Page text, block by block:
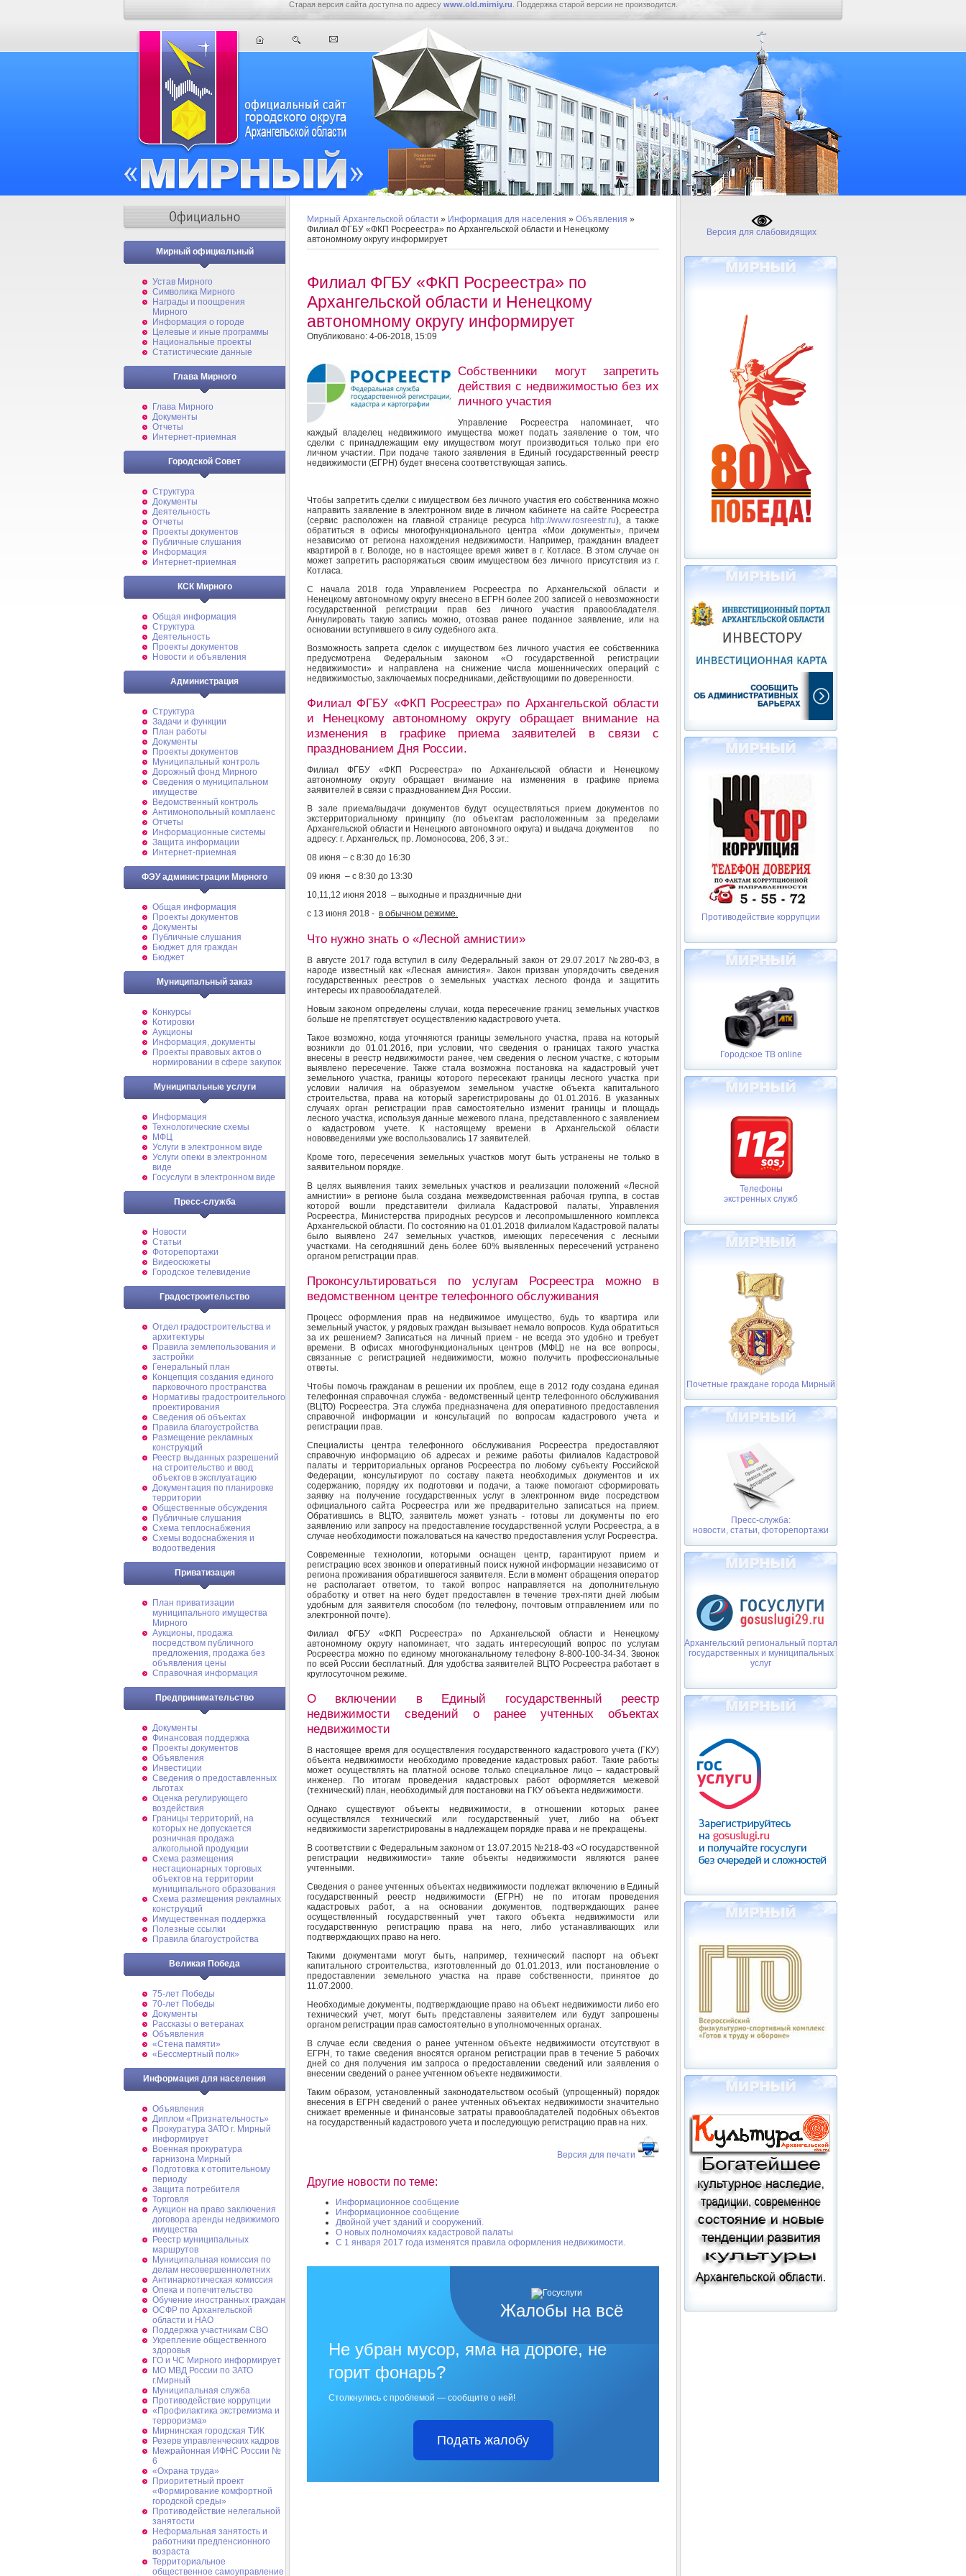
Старая версия сайта доступна по адресу www.old.mirniy.ru . Поддержка старой версии не производится.
Мирный официальный
Устав Мирного
Символика Мирного
Награды и поощрения
Мирного
Информация о городе
Целевые и иные программы
Национальные проекты
Статистические данные
Глава Мирного
Глава Мирного
Документы
Отчеты
Интернет-приемная
Городской Совет
Структура
Документы
Деятельность
Отчеты
Проекты документов
Публичные слушания
Информация
Интернет-приемная
КСК Мирного
Общая информация
Структура
Деятельность
Проекты документов
Новости и объявления
Администрация
Структура
Задачи и функции
План работы
Документы
Проекты документов
Муниципальный контроль
Дорожный фонд Мирного
Cведения о муниципальном
имуществе
Ведомственный контроль
Антимонопольный комплаенс
Отчеты
Информационные системы
Защита информации
Интернет-приемная
ФЭУ администрации Мирного
Общая информация
Проекты документов
Документы
Публичные слушания
Бюджет для граждан
Бюджет
Муниципальный заказ
Конкурсы
Котировки
Аукционы
Информация, документы
Проекты правовых актов о
нормировании в сфере закупок
Муниципальные услуги
Информация
Технологические схемы
МФЦ
Услуги в электронном виде
Услуги опеки в электронном
виде
Госуслуги в электронном виде
Пресс-служба
Новости
Статьи
Фоторепортажи
Видеосюжеты
Городское телевидение
Градостроительство
Отдел градостроительства и
архитектуры
Правила землепользования и
застройки
Генеральный план
Концепция создания единого
парковочного пространства
Нормативы градостроительного
проектирования
Сведения об объектах
Правила благоустройства
Размещение рекламных
конструкций
Реестр выданных разрешений
на строительство и ввод
объектов в эксплуатацию
Документация по планировке
территории
Общественные обсуждения
Публичные слушания
Схема теплоснабжения
Схемы водоснабжения и
водоотведения
Приватизация
План приватизации
муниципального имущества
Мирного
Аукционы, продажа
посредством публичного
предложения, продажа без
объявления цены
Справочная информация
Предпринимательство
Документы
Финансовая поддержка
Проекты документов
Объявления
Инвестиции
Сведения о предоставленных
льготах
Оценка регулирующего
воздействия
Границы территорий, на
которых не допускается
розничная продажа
алкогольной продукции
Схема размещения
нестационарных торговых
объектов на территории
муниципального образования
Схема размещения рекламных
конструкций
Имущественная поддержка
Полезные ссылки
Правила благоустройства
Великая Победа
75-лет Победы
70-лет Победы
Документы
Рассказы о ветеранах
Объявления
«Стена памяти»
«Бессмертный полк»
Информация для населения
Объявления
Диплом «Признательность»
Прокуратура ЗАТО г. Мирный
информирует
Военная прокуратура
гарнизона Мирный
Подготовка к отопительному
периоду
Защита потребителя
Торговля
Аукцион на право заключения
договора аренды недвижимого
имущества
Реестр муниципальных
маршрутов
Муниципальная комиссия по
делам несовершеннолетних
Антинаркотическая комиссия
Опека и попечительство
Обучение иностранных граждан
ОСФР по Архангельской
области и НАО
Поддержка участникам СВО
Укрепление общественного
здоровья
ГО и ЧС Мирного информирует
МО МВД России по ЗАТО
г.Мирный
Муниципальная cлужба
Противодействие коррупции
«Профилактика экстремизма и
терроризма»
Мирнинская городская ТИК
Резерв управленческих кадров
Межрайонная ИФНС России №
6
«Охрана труда»
Приоритетный проект
«Формирование комфортной
городской среды»
Противодействие нелегальной
занятости
Неформальная занятость и
работники предпенсионного
возраста
Территориальное
общественное самоуправление
Мирный Архангельской области » Информация для населения » Объявления »
Филиал ФГБУ «ФКП Росреестра» по Архангельской области и Ненецкому
автономному округу информирует
Филиал ФГБУ «ФКП Росреестра» по
Архангельской области и Ненецкому
автономному округу информирует
Опубликовано: 4-06-2018, 15:09
Cобственники могут запретить
действия с недвижимостью без их
личного участия
Управление Росреестра напоминает, что
каждый владелец недвижимого имущества может подать заявление о том, что
сделки с принадлежащим ему имуществом могут производиться только при его
личном участии. При подаче такого заявления в Единый государственный реестр
недвижимости (ЕГРН) будет внесена соответствующая запись.
Чтобы запретить сделки с имуществом без личного участия его собственника можно
направить заявление в электронном виде в личном кабинете на сайте Росреестра
(сервис расположен на главной странице ресурса http://www.rosreestr.ru), а также
обратиться в офисы многофункционального центра «Мои документы», причем
независимо от региона нахождения недвижимости. Например, гражданин владеет
квартирой в г. Вологде, но в настоящее время живет в г. Котласе. В этом случае он
может запретить распоряжаться своим имуществом без личного присутствия из г.
Котласа.
С начала 2018 года Управлением Росреестра по Архангельской области и
Ненецкому автономному округу внесено в ЕГРН более 200 записей о невозможности
государственной регистрации прав без личного участия правообладателя.
Аннулировать такую запись можно, отозвав ранее поданное заявление, или на
основании вступившего в силу судебного акта.
Возможность запрета сделок с имуществом без личного участия ее собственника
предусмотрена Федеральным законом «О государственной регистрации
недвижимости» и направлена на снижение числа мошеннических операций с
недвижимостью, заключаемых посредниками, действующими по доверенности.
Филиал ФГБУ «ФКП Росреестра» по Архангельской области
и Ненецкому автономному округу обращает внимание на
изменения в графике приема заявителей в связи с
празднованием Дня России.
Филиал ФГБУ «ФКП Росреестра» по Архангельской области и Ненецкому
автономному округу обращает внимание на изменения в графике приема
заявителей в связи с празднованием Дня России.
В зале приема/выдачи документов будут осуществляться прием документов по
экстерриториальному принципу (по объектам расположенным за пределами
Архангельской области и Ненецкого автономного округа) и выдача документов по
адресу: г. Архангельск, пр. Ломоносова, 206, 3 эт.:
08 июня – с 8:30 до 16:30
09 июня – с 8:30 до 13:30
10,11,12 июня 2018 – выходные и праздничные дни
c 13 июня 2018 - в обычном режиме.
Что нужно знать о «Лесной амнистии»
В августе 2017 года вступил в силу Федеральный закон от 29.07.2017 №280-ФЗ, в
народе известный как «Лесная амнистия». Закон призван упорядочить сведения
государственных реестров о земельных участках лесного фонда и защитить
интересы их правообладателей.
Новым законом определены случаи, когда пересечение границ земельных участков
больше не препятствует осуществлению кадастрового учета.
Такое возможно, когда уточняются границы земельного участка, права на который
возникли до 01.01.2016, при условии, что сведения о границах такого участка
внесены в реестр недвижимости ранее, чем сведения о лесном участке, с которым
выявлено пересечение. Также стала возможна постановка на кадастровый учет
земельного участка, границы которого пересекают границы лесного участка при
условии наличия на образуемом земельном участке объекта капитального
строительства, права на который зарегистрированы до 01.01.2016. В указанных
случаях орган регистрации прав самостоятельно изменит границы и площадь
лесного участка, используя данные межевого плана, представленного с заявлением
о кадастровом учете. К настоящему времени в Архангельской области
нововведениями уже воспользовались 17 заявителей.
Кроме того, пересечения земельных участков могут быть устранены не только в
заявительном порядке.
В целях выявления таких земельных участков и реализации положений «Лесной
амнистии» в регионе была создана межведомственная рабочая группа, в состав
которой вошли представители филиала Кадастровой палаты, Управления
Росреестра, Министерства природных ресурсов и лесопромышленного комплекса
Архангельской области. По состоянию на 01.01.2018 филиалом Кадастровой палаты
было выявлено 247 земельных участков, имеющих пересечения с лесными
участками. На сегодняшний день более 60% выявленных пересечений устранено
органом регистрации прав.
Проконсультироваться по услугам Росреестра можно в
ведомственном центре телефонного обслуживания
Процесс оформления прав на недвижимое имущество, будь то квартира или
земельный участок, у рядовых граждан вызывает немало вопросов. Куда обратиться
за их решением? Записаться на личный прием - не всегда это удобно и требует
времени. В офисах многофункциональных центров (МФЦ) не на все вопросы,
связанные с регистрацией недвижимости, можно получить профессиональные
ответы.
Чтобы помочь гражданам в решении их проблем, еще в 2012 году создана единая
телефонная справочная служба - ведомственный центр телефонного обслуживания
(ВЦТО) Росреестра. Эта служба предназначена для оперативного предоставления
справочной информации и консультаций по вопросам кадастрового учета и
регистрации прав.
Специалисты центра телефонного обслуживания Росреестра предоставляют
справочную информацию об адресах и режиме работы филиалов Кадастровой
палаты и территориальных органов Росреестра по любому субъекту Российской
Федерации, консультируют по составу пакета необходимых документов и их
содержанию, порядку их подготовки и подачи, а также помогают сформировать
заявку на получение государственных услуг в электронном виде посредством
официального сайта Росреестра или же предварительно записаться на прием.
Обратившись в ВЦТО, заявитель может узнать - готовы ли документы по его
заявлению или запросу на предоставление государственной услуги Росреестра, а в
случае необходимости пожаловаться на качество предоставления услуг Росреестра.
Современные технологии, которыми оснащен центр, гарантируют прием и
регистрацию всех звонков и оперативный поиск нужной информации независимо от
региона проживания обратившегося заявителя. Если в момент обращения оператор
не располагает ответом, то такой вопрос направляется на дополнительную
обработку и ответ на него будет предоставлен в течение трех-пяти дней любым
удобным для заявителя способом (по телефону, почтовым отправлением или по
электронной почте).
Филиал ФГБУ «ФКП Росреестра» по Архангельской области и Ненецкому
автономному округу напоминает, что задать интересующий вопрос по услугам
Росреестра можно по единому многоканальному телефону 8-800-100-34-34. Звонок
по всей России бесплатный. Для удобства заявителей ВЦТО Росреестра работает в
круглосуточном режиме.
О включении в Единый государственный реестр
недвижимости сведений о ранее учтенных объектах
недвижимости
В настоящее время для осуществления государственного кадастрового учета (ГКУ)
объекта недвижимости необходимо проведение кадастровых работ. Такие работы
может осуществлять на платной основе только специальное лицо – кадастровый
инженер. По итогам проведения кадастровых работ оформляется межевой
(технический) план, необходимый для постановки на ГКУ объекта недвижимости.
Однако существуют объекты недвижимости, в отношении которых ранее
осуществлялся технический или государственный учет, либо на объект
недвижимости зарегистрированы в надлежащем порядке права и не прекращены.
В соответствии с Федеральным законом от 13.07.2015 №218-ФЗ «О государственной
регистрации недвижимости» такие объекты недвижимости являются ранее
учтенными.
Сведения о ранее учтенных объектах недвижимости подлежат включению в Единый
государственный реестр недвижимости (ЕГРН) не по итогам проведения
кадастровых работ, а на основании документов, подтверждающих ранее
осуществленный государственный учет такого объекта недвижимости или
государственную регистрацию права на него, либо устанавливающих или
подтверждающих право на него.
Такими документами могут быть, например, технический паспорт на объект
капитального строительства, изготовленный до 01.01.2013, или постановление о
предоставлении земельного участка на праве собственности, принятое до
11.07.2000.
Необходимые документы, подтверждающие право на объект недвижимости либо его
технический учет, могут быть представлены заявителем или будут запрошены
органом регистрации прав самостоятельно в уполномоченных органах.
В случае если сведения о ранее учтенном объекте недвижимости отсутствуют в
ЕГРН, то такие сведения вносятся органом регистрации прав в течение 5 рабочих
дней со дня получения им запроса о предоставлении сведений или заявления о
внесении сведений о ранее учтенном объекте недвижимости.
Таким образом, установленный законодательством особый (упрощенный) порядок
внесения в ЕГРН сведений о ранее учтенных объектах недвижимости значительно
снижает временные и финансовые затраты правообладателей подобных объектов
на государственный кадастрового учета и последующую регистрацию прав на них.
Версия для печати
Другие новости по теме:
Информационное сообщение
Информационное сообщение
Двойной учет зданий и сооружений.
О новых полномочиях кадастровой палаты
С 1 января 2017 года изменятся правила оформления недвижимости.
Жалобы на всё
Не убран мусор, яма на дороге, не
горит фонарь?
Столкнулись с проблемой — сообщите о ней!
Подать жалобу
Версия для слабовидящих
Противодействие коррупции
Городское ТВ online
Телефоны
экстренных служб
Почетные граждане города Мирный
Пресс-служба:
новости, статьи, фоторепортажи
Архангельский региональный портал
государственных и муниципальных
услуг